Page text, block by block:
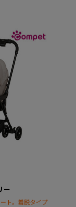
ー
ト。着脱タイプ